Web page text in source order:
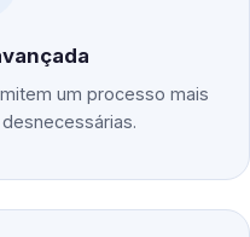
um processo mais